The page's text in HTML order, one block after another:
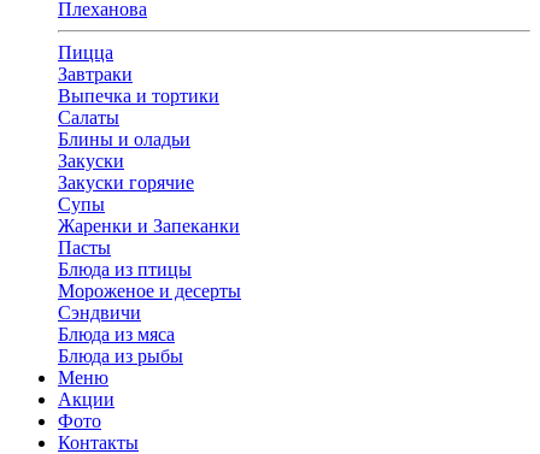
Плеханова
Пицца
Завтраки
Выпечка и тортики
Салаты
Блины и оладьи
Закуски
Закуски горячие
Супы
Жаренки и Запеканки
Пасты
Блюда из птицы
Мороженое и десерты
Сэндвичи
Блюда из мяса
Блюда из рыбы
Меню
Акции
Фото
Контакты